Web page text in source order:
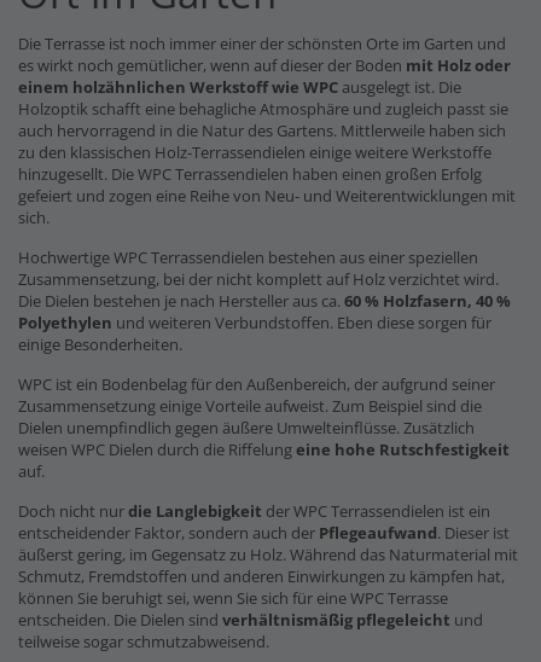
Die Terrasse ist noch immer einer der schönsten Orte im Garten und
es wirkt noch gemütlicher, wenn auf dieser der Boden mit Holz oder
einem holzähnlichen Werkstoff wie WPCausgelegt ist. Die
Holzoptik schafft eine behagliche Atmosphäre und zugleich passt sie
auch hervorragend in die Natur des Gartens. Mittlerweile haben sich
zu den klassischen Holz-Terrassendielen einige weitere Werkstoffe
hinzugesellt. Die WPC Terrassendielen haben einen großen Erfolg
gefeiert und zogen eine Reihe von Neu- und Weiterentwicklungen mit
sich.
Hochwertige WPC Terrassendielen bestehen aus einer speziellen
Zusammensetzung, bei der nicht komplett auf Holz verzichtet wird.
Die Dielen bestehen je nach Hersteller aus ca. 60 % Holzfasern, 40 %
Polyethylen und weiteren Verbundstoffen. Eben diese sorgen für
einige Besonderheiten.
WPC ist ein Bodenbelag für den Außenbereich, der aufgrund seiner
Zusammensetzung einige Vorteile aufweist. Zum Beispiel sind die
Dielen unempfindlich gegen äußere Umwelteinflüsse. Zusätzlich
weisen WPC Dielen durch die Riffelungeine hohe Rutschfestigkeit
auf.
Doch nicht nurdie Langlebigkeit der WPC Terrassendielen ist ein
entscheidender Faktor, sondern auch der Pflegeaufwand. Dieser ist
äußerst gering, im Gegensatz zu Holz. Während das Naturmaterial mit
Schmutz, Fremdstoffen und anderen Einwirkungen zu kämpfen hat,
können Sie beruhigt sei, wenn Sie sich für eine WPC Terrasse
entscheiden. Die Dielen sind verhältnismäßig pflegeleicht und
teilweise sogar schmutzabweisend.